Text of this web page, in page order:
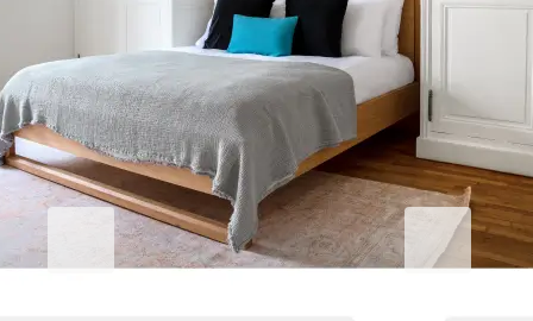
기업 숙박의 품격을 높이세요